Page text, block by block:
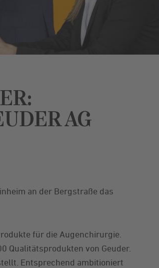
AG
an der Bergstraße das
für die Augenchirurgie.
Qualitätsprodukten von Geuder.
Entsprechend ambitioniert